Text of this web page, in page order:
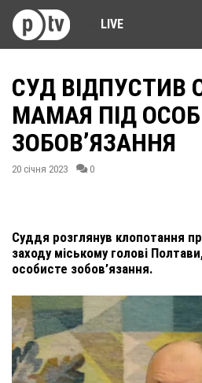
LIVE
СУД ВІДПУСТИВ
МАМАЯ ПІД
ЗОБОВ’ЯЗАННЯ
20 січня 2023 0
Суддя розглянув клопотання
заходу міському голові
особисте зобов’язання.